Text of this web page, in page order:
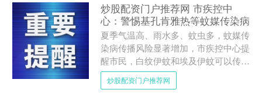
炒股配资门户推荐网 市疾控中
心：警惕基孔肯雅热等蚊媒传染病
夏季气温高、雨水多、蚊虫多，蚊媒传
染病传播风险显著增加，市疾控中心提
醒市民，白纹伊蚊和埃及伊蚊可以传播
基孔肯雅热等多种病毒性疾病，给人和
动物带来严重的危害。市民....
炒股配资门户推荐网